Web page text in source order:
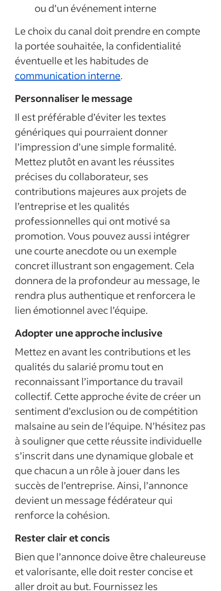
ou d’un événement interne
Le choix du canal doit prendre en compte
la portée souhaitée, la confidentialité
éventuelle et les habitudes de
communication interne.
Personnaliser le message
Il est préférable d’éviter les textes
génériques qui pourraient donner
l’impression d’une simple formalité.
Mettez plutôt en avant les réussites
précises du collaborateur, ses
contributions majeures aux projets de
l’entreprise et les qualités
professionnelles qui ont motivé sa
promotion. Vous pouvez aussi intégrer
une courte anecdote ou un exemple
concret illustrant son engagement. Cela
donnera de la profondeur au message, le
rendra plus authentique et renforcera le
lien émotionnel avec l’équipe.
Adopter une approche inclusive
Mettez en avant les contributions et les
qualités du salarié promu tout en
reconnaissant l’importance du travail
collectif. Cette approche évite de créer un
sentiment d’exclusion ou de compétition
malsaine au sein de l’équipe. N’hésitez pas
à souligner que cette réussite individuelle
s’inscrit dans une dynamique globale et
que chacun a un rôle à jouer dans les
succès de l’entreprise. Ainsi, l’annonce
devient un message fédérateur qui
renforce la cohésion.
Rester clair et concis
Bien que l’annonce doive être chaleureuse
et valorisante, elle doit rester concise et
aller droit au but. Fournissez les